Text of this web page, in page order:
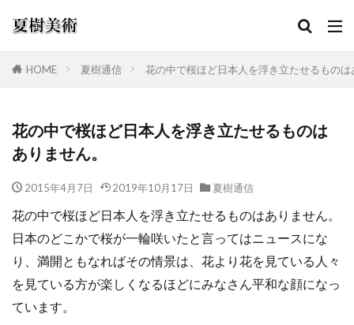
HOME 夏樹通信 花の中で桜ほど日本人を浮き立たせるもの
花の中で桜ほど日本人を浮き立たせるものは
ありません。
2015年4月7日 2019年10月17日 夏樹通信
花の中で桜ほど日本人を浮き立たせるものはありません。
日本のどこかで桜が一輪咲いたと言ってはニュースにな
り、満開ともなればその情景は、花より花を見ている人々
を見ている方が楽しくなるほどにみなさん平和な顔になっ
ています。
カテゴリー